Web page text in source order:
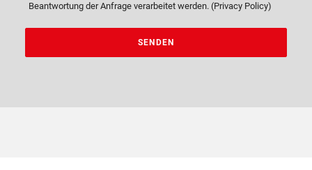
Beantwortung der Anfrage verarbeitet werden. (Privacy Policy)